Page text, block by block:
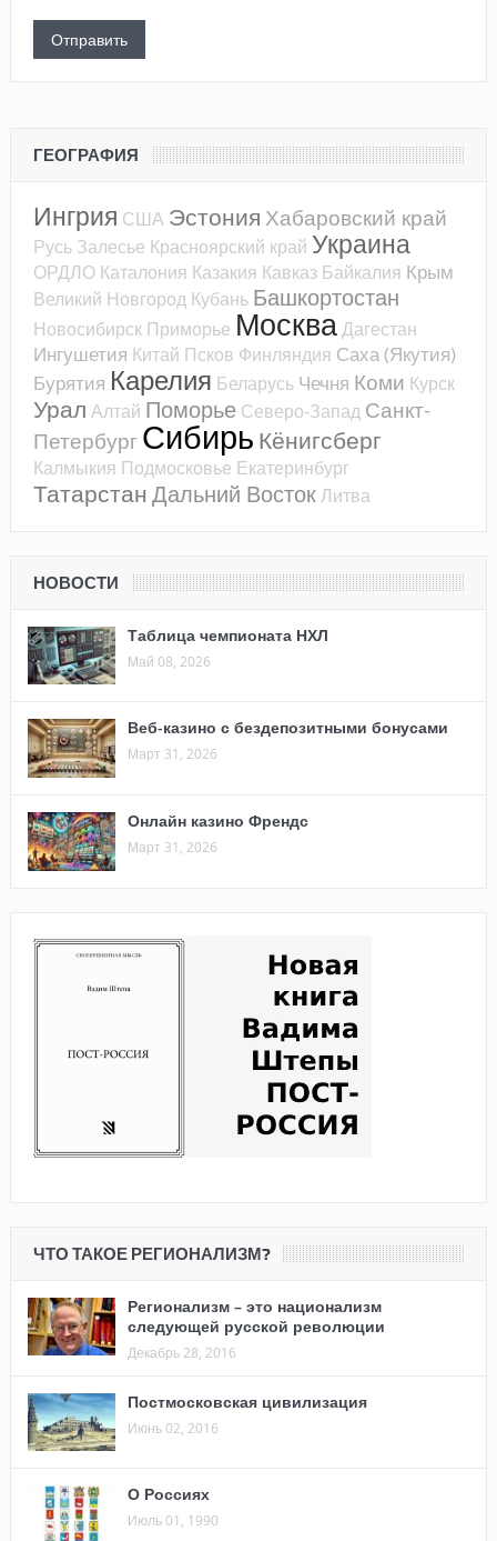
ГЕОГРАФИЯ
Ингрия США Эстония Хабаровский край
Русь Залесье Красноярский край Украина
ОРДЛО Каталония Казакия Кавказ Байкалия Крым
Великий Новгород Кубань Башкортостан
Новосибирск Приморье МоскваДагестан
Ингушетия Китай Псков Финляндия Саха (Якутия)
Бурятия Карелия Беларусь Чечня Коми Курск
Урал Алтай Поморье Северо-Запад Санкт-
Петербург Сибирь Кёнигсберг
Калмыкия Подмосковье Екатеринбург
Татарстан Дальний ВостокЛитва
НОВОСТИ
Таблица чемпионата НХЛ
Май 08, 2026
Веб-казино с бездепозитными бонусами
Март 31, 2026
Онлайн казино Френдс
Март 31, 2026
ЧТО ТАКОЕ РЕГИОНАЛИЗМ?
Регионализм – это национализм
следующей русской революции
Декабрь 28, 2016
Постмосковская цивилизация
Июнь 02, 2016
О Россиях
Июль 01, 1990